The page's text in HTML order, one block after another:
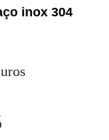
inox 304